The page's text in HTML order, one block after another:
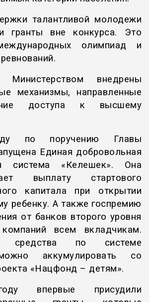
талантливой молодежи
гранты вне конкурса. Это
олимпиад и
внедрены
механизмы, направленные
доступа к высшему
по поручению Главы
Единая добровольная
система «Келешек». Она
выплату стартового
капитала при открытии
ребенку. А также госпремию
от банков второго уровня
всем вкладчикам.
средства по системе
аккумулировать со
«Нацфонд – детям».
впервые присудили